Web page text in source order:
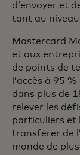
d’envoyer et
tant au
Mastercard
et aux
de points de
l’accès à 95
dans plus de
relever les
particuliers et
transférer de
monde de